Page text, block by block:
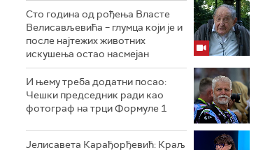
Сто година од рођења Власте
Велисављевића – глумца који је и
после најтежих животних
искушења остао насмејан
И њему треба додатни посао:
Чешки председник ради као
фотограф на трци Формуле 1
Јелисавета Карађорђевић: Краљ